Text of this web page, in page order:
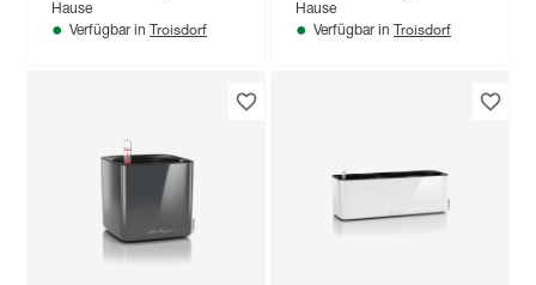
Hause
Verfügbar in Troisdorf
Hause
Verfügbar in Troisdorf